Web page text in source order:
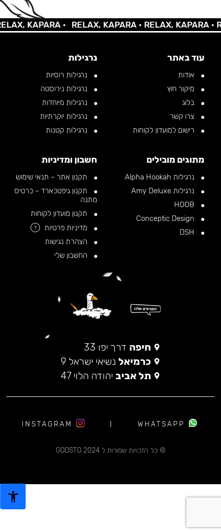
KAPARA • RELAX, KAPARA •RELAX, KAPARA •
עוד באתר
אודות
מיקור חוץ
בלוג
צרו קשר
רישום למועדון לקוחות
נרגילות
נרגילות רוסיות
נרגילות נירוסטה
נרגילות מיוחדות
נרגילות יוקרתיות
נרגילות קטנות
מתוגים מובילים
נרגילות Alpha Hookah
נרגילות Amy Deluxe
חשבון ומדיניות
תקנון אתר – תנאי שימוש
תקנון גיפטכארד – כרטיס
מתנה
תקנון מועדון לקוחות
מדיניות פרטיות
?
הצהרת נגישות
החשבון שלי
חיפה דרך יפו 33
כרמיאל נשיאי ישראל 9
תל אביב יהודה הלוי 47
© כל הזכויות שמורות ל 2024 GOOSTO
WHATSAPP
INSTAGRAM